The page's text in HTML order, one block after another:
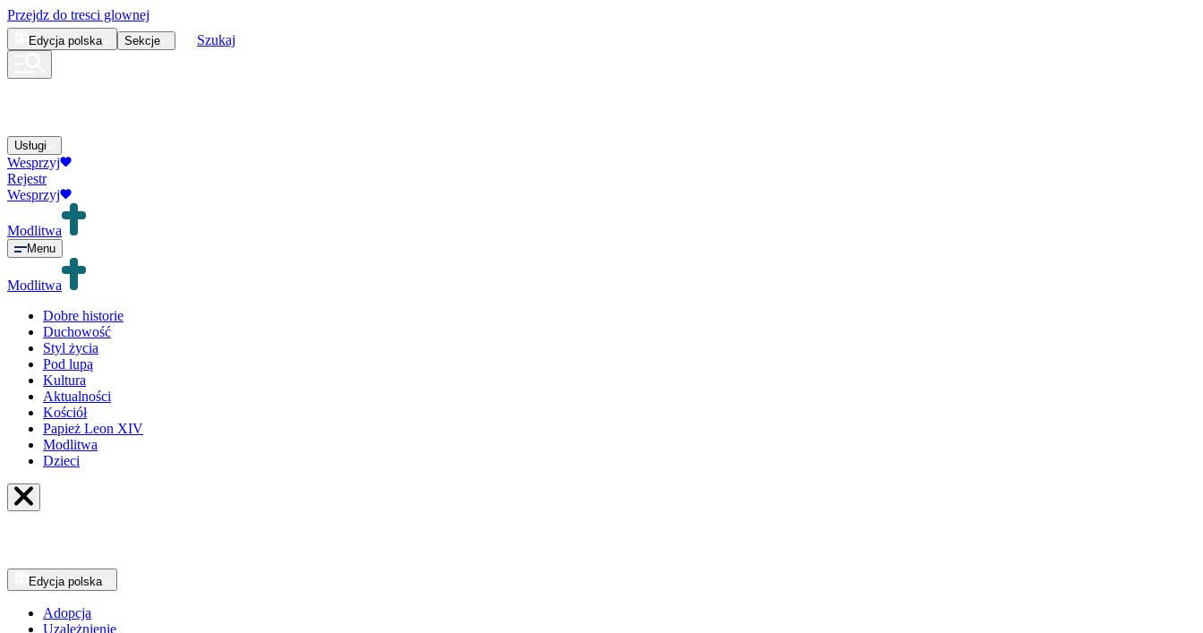
Przejdz do tresci glownej
Edycja polska Sekcje Szukaj
Usługi
Wesprzyj
Rejestr
Wesprzyj
Modlitwa
Menu
Modlitwa
Dobre historie
Duchowość
Styl życia
Pod lupą
Kultura
Aktualności
Kościół
Papież Leon XIV
Modlitwa
Dzieci
Edycja polska
Adopcja
Uzależnienie